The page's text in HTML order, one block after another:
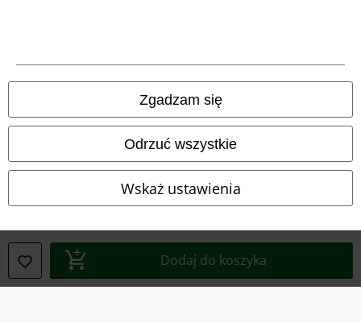
Zgadzam się
Odrzuć wszystkie
Wskaż ustawienia
Dodaj do koszyka
Unieszkodliwianie odpadów i ochrona środowiska
Deklaracja Zgodności
Ustawienia Plików Cookie
Skorzystaj z prawa do odstąpienia od umowy
Wszystkie ceny zawierają podatek VAT. Nie zawierają
wysyłki.